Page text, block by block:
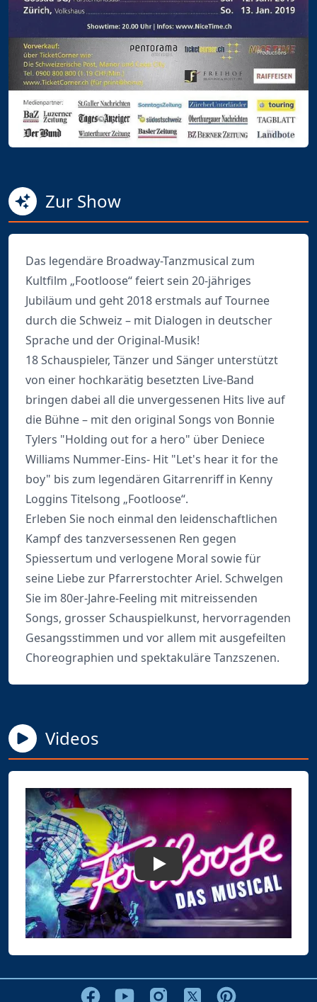
Zur Show
Das legendäre Broadway-Tanzmusical zum
Kultfilm „Footloose“ feiert sein 20-jähriges
Jubiläum und geht 2018 erstmals auf Tournee
durch die Schweiz – mit Dialogen in deutscher
Sprache und der Original-Musik!
18 Schauspieler, Tänzer und Sänger unterstützt
von einer hochkarätig besetzten Live-Band
bringen dabei all die unvergessenen Hits live auf
die Bühne – mit den original Songs von Bonnie
Tylers "Holding out for a hero" über Deniece
Williams Nummer-Eins- Hit "Let's hear it for the
boy" bis zum legendären Gitarrenriff in Kenny
Loggins Titelsong „Footloose“.
Erleben Sie noch einmal den leidenschaftlichen
Kampf des tanzversessenen Ren gegen
Spiessertum und verlogene Moral sowie für
seine Liebe zur Pfarrerstochter Ariel. Schwelgen
Sie im 80er-Jahre-Feeling mit mitreissenden
Songs, grosser Schauspielkunst, hervorragenden
Gesangsstimmen und vor allem mit ausgefeilten
Choreographien und spektakuläre Tanzszenen.
Videos